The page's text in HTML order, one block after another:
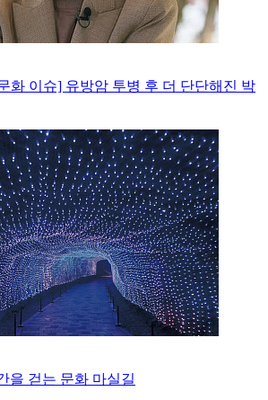
화 이슈] 유방암 투병 후 더 단단해진 박
을 걷는 문화 마실길